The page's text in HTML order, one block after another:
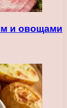
и овощами